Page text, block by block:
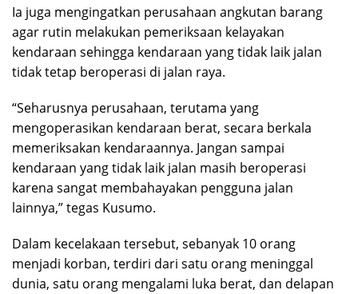
Ia juga mengingatkan perusahaan angkutan barang
agar rutin melakukan pemeriksaan kelayakan
kendaraan sehingga kendaraan yang tidak laik jalan
tidak tetap beroperasi di jalan raya.
“Seharusnya perusahaan, terutama yang
mengoperasikan kendaraan berat, secara berkala
memeriksakan kendaraannya. Jangan sampai
kendaraan yang tidak laik jalan masih beroperasi
karena sangat membahayakan pengguna jalan
lainnya,” tegas Kusumo.
Dalam kecelakaan tersebut, sebanyak 10 orang
menjadi korban, terdiri dari satu orang meninggal
dunia, satu orang mengalami luka berat, dan delapan